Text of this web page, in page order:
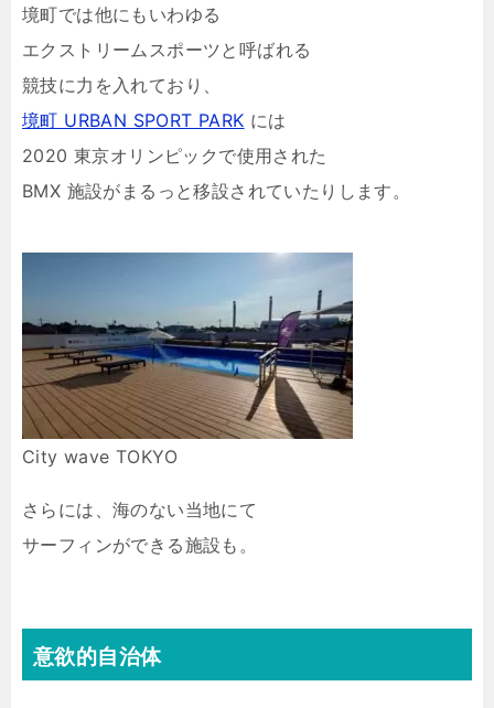
境町では他にもいわゆる
エクストリームスポーツと呼ばれる
競技に力を入れており、
境町 URBAN SPORT PARK には
2020 東京オリンピックで使用された
BMX 施設がまるっと移設されていたりします。
City wave TOKYO
さらには、海のない当地にて
サーフィンができる施設も。
意欲的自治体